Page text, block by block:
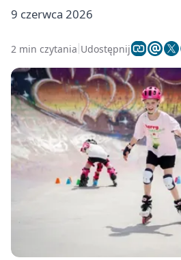
9 czerwca 2026
2 min czytania Udostępnij